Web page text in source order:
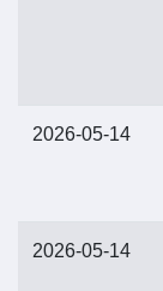
2026-05-14
2026-05-14